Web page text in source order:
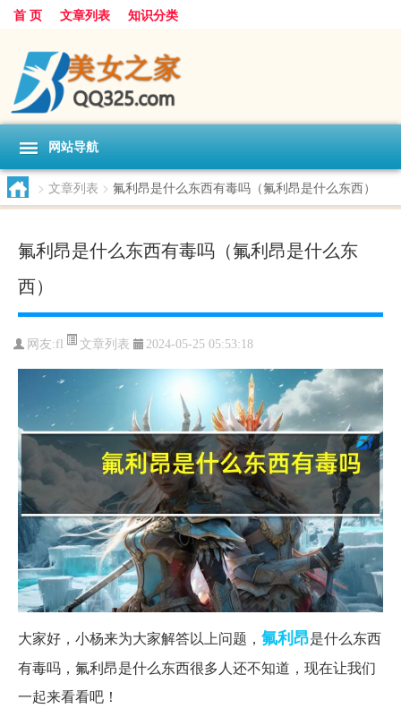
首 页 文章列表 知识分类
网站导航
> 文章列表 > 氟利昂是什么东西有毒吗（氟利昂是什么东西）
氟利昂是什么东西有毒吗（氟利昂是什么东
西）
网友:fl 文章列表 2024-05-25 05:53:18
大家好，小杨来为大家解答以上问题， 氟利昂是什么东西
有毒吗，氟利昂是什么东西很多人还不知道，现在让我们
一起来看看吧！